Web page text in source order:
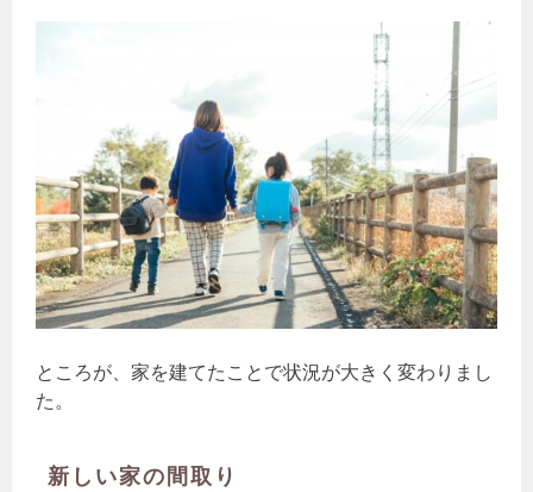
ところが、家を建てたことで状況が大きく変わりまし
た。
新しい家の間取り